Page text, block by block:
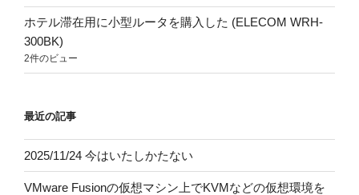
ホテル滞在用に小型ルータを購入した (ELECOM WRH-
300BK)
2件のビュー
最近の記事
2025/11/24 今はいたしかたない
VMware Fusionの仮想マシン上でKVMなどの仮想環境を